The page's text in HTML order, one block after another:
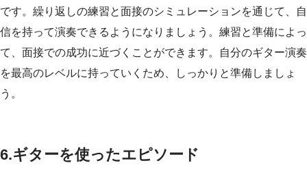
です。繰り返しの練習と面接のシミュレーションを通じて、自
信を持って演奏できるようになりましょう。練習と準備によっ
て、面接での成功に近づくことができます。自分のギター演奏
を最高のレベルに持っていくため、しっかりと準備しましょ
う。
6.ギターを使ったエピソード